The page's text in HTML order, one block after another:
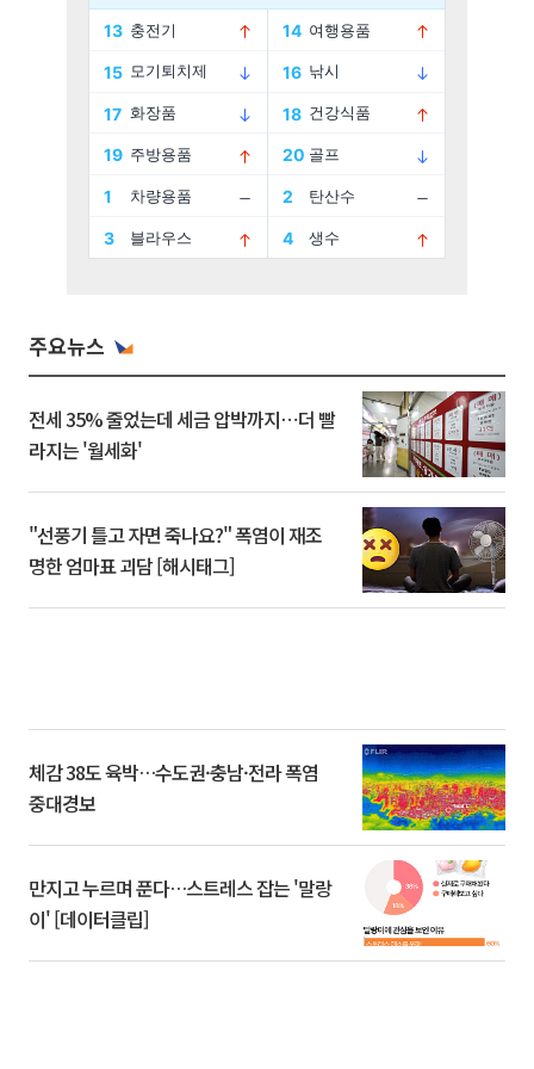
주요뉴스
전세 35% 줄었는데 세금 압박까지⋯더 빨
라지는 '월세화'
"선풍기 틀고 자면 죽나요?" 폭염이 재조
명한 엄마표 괴담 [해시태그]
체감 38도 육박…수도권·충남·전라 폭염
중대경보
만지고 누르며 푼다…스트레스 잡는 '말랑
이' [데이터클립]